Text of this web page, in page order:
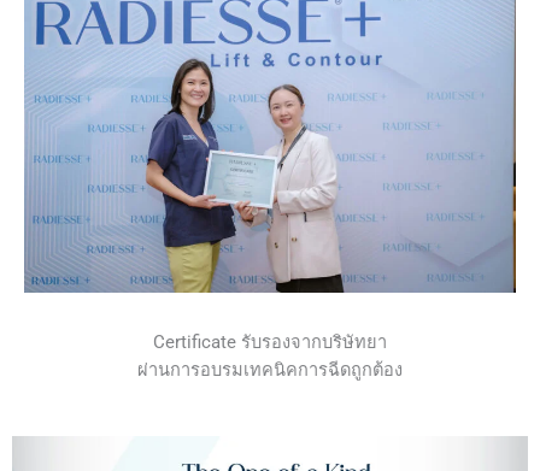
Certificate รับรองจากบริษัทยา
ผ่านการอบรมเทคนิคการฉีดถูกต้อง